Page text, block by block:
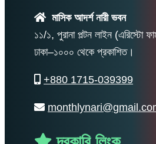
মাসিক আদর্শ নারী ভবন
১১/১, পুরানা পল্টন লাইন (এরিস্টো
ঢাকা–১০০০ থেকে প্রকাশিত।
+880 1715-039399